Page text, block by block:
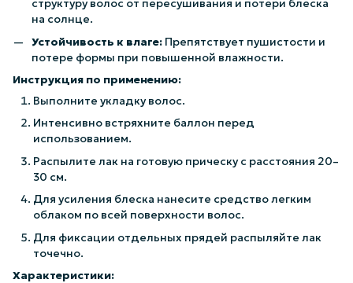
структуру волос от пересушивания и потери блеска
на солнце.
Устойчивость к влаге: Препятствует пушистости и
потере формы при повышенной влажности.
Инструкция по применению:
Выполните укладку волос.
Интенсивно встряхните баллон перед
использованием.
Распылите лак на готовую прическу с расстояния 20–
30 см.
Для усиления блеска нанесите средство легким
облаком по всей поверхности волос.
Для фиксации отдельных прядей распыляйте лак
точечно.
Характеристики: